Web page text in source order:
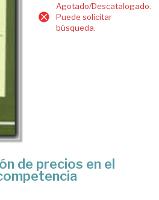
Agotado/Descatalogado.
Puede solicitar
búsqueda.
de precios en el